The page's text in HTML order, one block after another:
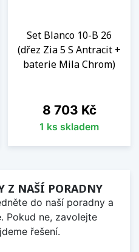
Set Blanco 10-B 26
(dřez Zia 5 S Antracit +
baterie Mila Chrom)
Cena
8 703 Kč
1 ks skladem
Z NAŠÍ PORADNY
do naší poradny a
Pokud ne, zavolejte
řešení.